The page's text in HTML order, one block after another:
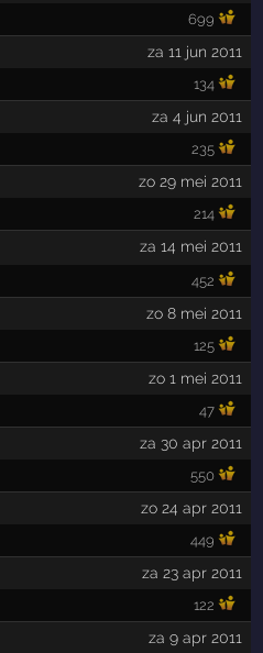
699
za 11 jun 2011
134
za 4 jun 2011
235
zo 29 mei 2011
214
za 14 mei 2011
452
zo 8 mei 2011
125
zo 1 mei 2011
47
za 30 apr 2011
550
zo 24 apr 2011
449
za 23 apr 2011
122
za 9 apr 2011